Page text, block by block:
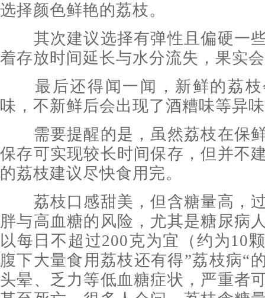
选择颜色鲜艳的荔枝。
其次建议选择有弹性且偏硬一
着存放时间延长与水分流失，果实
最后还得闻一闻，新鲜的荔枝
味，不新鲜后会出现了酒糟味等异
需要提醒的是，虽然荔枝在保
保存可实现较长时间保存，但并不
的荔枝建议尽快食用完。
荔枝口感甜美，但含糖量高，
胖与高血糖的风险，尤其是糖尿病
以每日不超过200克为宜（约为10
腹下大量食用荔枝还有得”荔枝病“
头晕、乏力等低血糖症状，严重者